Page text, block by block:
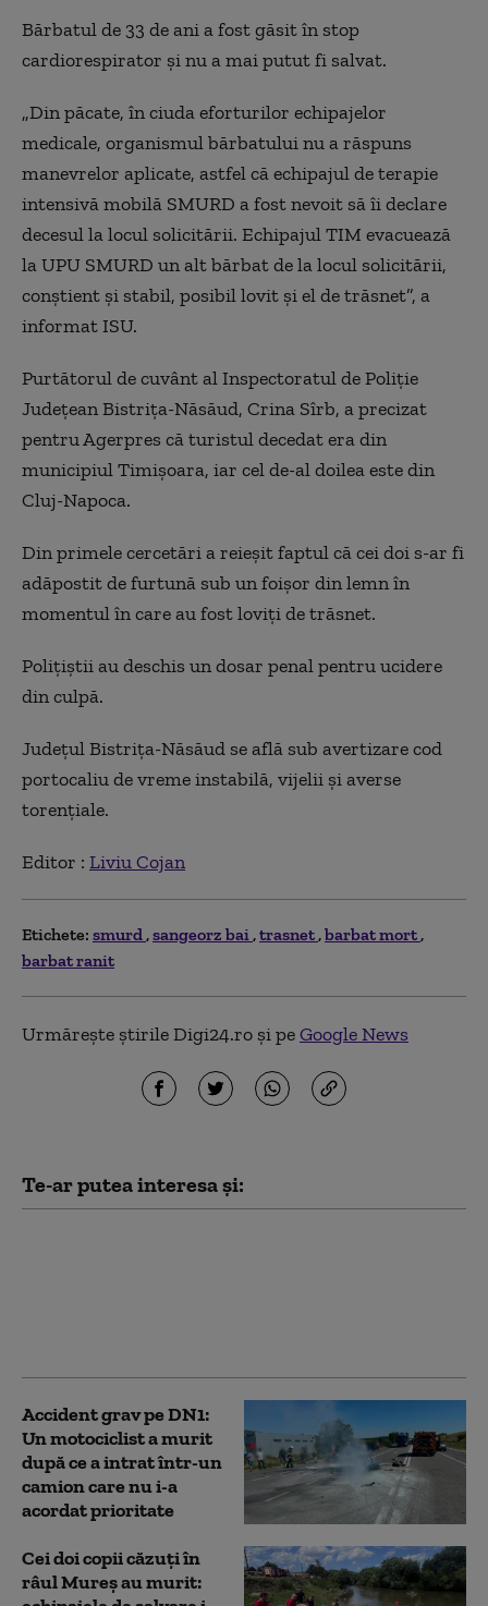
Bărbatul de 33 de ani a fost găsit în stop
cardiorespirator şi nu a mai putut fi salvat.
„Din păcate, în ciuda eforturilor echipajelor
medicale, organismul bărbatului nu a răspuns
manevrelor aplicate, astfel că echipajul de terapie
intensivă mobilă SMURD a fost nevoit să îi declare
decesul la locul solicitării. Echipajul TIM evacuează
la UPU SMURD un alt bărbat de la locul solicitării,
conştient şi stabil, posibil lovit şi el de trăsnet”, a
informat ISU.
Purtătorul de cuvânt al Inspectoratul de Poliţie
Judeţean Bistriţa-Năsăud, Crina Sîrb, a precizat
pentru Agerpres că turistul decedat era din
municipiul Timişoara, iar cel de-al doilea este din
Cluj-Napoca.
Din primele cercetări a reieşit faptul că cei doi s-ar fi
adăpostit de furtună sub un foişor din lemn în
momentul în care au fost loviţi de trăsnet.
Poliţiştii au deschis un dosar penal pentru ucidere
din culpă.
Judeţul Bistriţa-Năsăud se află sub avertizare cod
portocaliu de vreme instabilă, vijelii şi averse
torenţiale.
Editor : Liviu Cojan
Etichete: smurd sangeorz bai trasnet barbat mort
barbat ranit
Urmărește știrile Digi24.ro și peGoogle News
Te-ar putea interesa și:
Accident grav pe DN1:
Un motociclist a murit
după ce a intrat într-un
camion care nu i-a
acordat prioritate
Cei doi copii căzuți în
râul Mureș au murit: